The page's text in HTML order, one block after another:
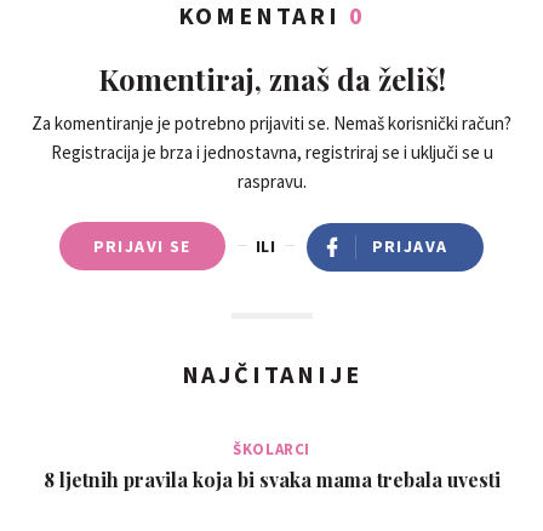
KOMENTARI 0
Komentiraj, znaš da želiš!
Za komentiranje je potrebno prijaviti se. Nemaš korisnički račun?
Registracija je brza i jednostavna, registriraj se i uključi se u
raspravu.
PRIJAVI SE ILI PRIJAVA
NAJČITANIJE
ŠKOLARCI
8 ljetnih pravila koja bi svaka mama trebala uvesti